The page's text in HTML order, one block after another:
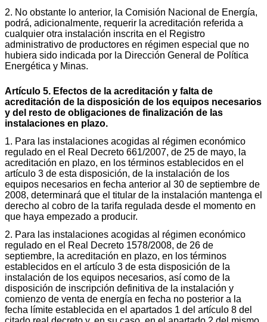
2. No obstante lo anterior, la Comisión Nacional de Energía,
podrá, adicionalmente, requerir la acreditación referida a
cualquier otra instalación inscrita en el Registro
administrativo de productores en régimen especial que no
hubiera sido indicada por la Dirección General de Política
Energética y Minas.
Artículo 5. Efectos de la acreditación y falta de
acreditación de la disposición de los equipos necesarios
y del resto de obligaciones de finalización de las
instalaciones en plazo.
1. Para las instalaciones acogidas al régimen económico
regulado en el Real Decreto 661/2007, de 25 de mayo, la
acreditación en plazo, en los términos establecidos en el
artículo 3 de esta disposición, de la instalación de los
equipos necesarios en fecha anterior al 30 de septiembre de
2008, determinará que el titular de la instalación mantenga el
derecho al cobro de la tarifa regulada desde el momento en
que haya empezado a producir.
2. Para las instalaciones acogidas al régimen económico
regulado en el Real Decreto 1578/2008, de 26 de
septiembre, la acreditación en plazo, en los términos
establecidos en el artículo 3 de esta disposición de la
instalación de los equipos necesarios, así como de la
disposición de inscripción definitiva de la instalación y
comienzo de venta de energía en fecha no posterior a la
fecha límite establecida en el apartados 1 del artículo 8 del